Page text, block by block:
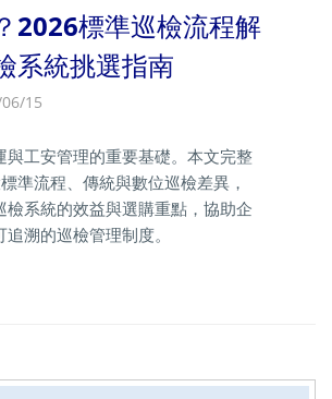
2026標準巡檢流程解
系統挑選指南
15
與工安管理的重要基礎。本文完整
準流程、傳統與數位巡檢差異，
檢系統的效益與選購重點，協助企
溯的巡檢管理制度。